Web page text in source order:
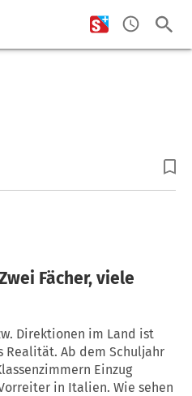
Fächer, viele
Direktionen im Land ist
Ab dem Schuljahr
Einzug
in Italien. Wie sehen